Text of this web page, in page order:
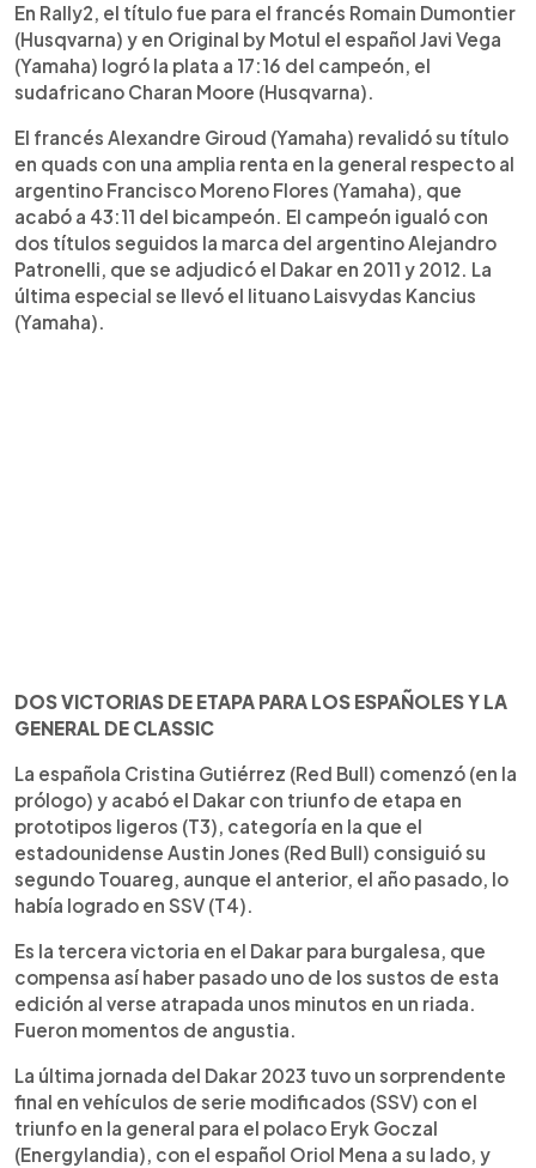
En Rally2, el título fue para el francés Romain Dumontier
(Husqvarna) y en Original by Motul el español Javi Vega
(Yamaha) logró la plata a 17:16 del campeón, el
sudafricano Charan Moore (Husqvarna).
El francés Alexandre Giroud (Yamaha) revalidó su título
en quads con una amplia renta en la general respecto al
argentino Francisco Moreno Flores (Yamaha), que
acabó a 43:11 del bicampeón. El campeón igualó con
dos títulos seguidos la marca del argentino Alejandro
Patronelli, que se adjudicó el Dakar en 2011 y 2012. La
última especial se llevó el lituano Laisvydas Kancius
(Yamaha).
DOS VICTORIAS DE ETAPA PARA LOS ESPAÑOLES Y LA
GENERAL DE CLASSIC
La española Cristina Gutiérrez (Red Bull) comenzó (en la
prólogo) y acabó el Dakar con triunfo de etapa en
prototipos ligeros (T3), categoría en la que el
estadounidense Austin Jones (Red Bull) consiguió su
segundo Touareg, aunque el anterior, el año pasado, lo
había logrado en SSV (T4).
Es la tercera victoria en el Dakar para burgalesa, que
compensa así haber pasado uno de los sustos de esta
edición al verse atrapada unos minutos en un riada.
Fueron momentos de angustia.
La última jornada del Dakar 2023 tuvo un sorprendente
final en vehículos de serie modificados (SSV) con el
triunfo en la general para el polaco Eryk Goczal
(Energylandia), con el español Oriol Mena a su lado, y